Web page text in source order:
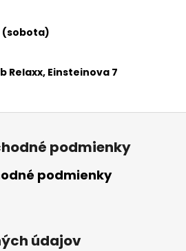
(sobota)
Relaxx, Einsteinova 7
podmienky
podmienky
údajov